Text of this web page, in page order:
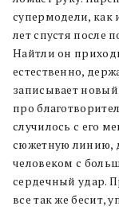
супермодели, как
лет спустя после
Найтли он
естественно,
записывает новый
про
случилось с его
сюжетную линию,
человеком с
сердечный удар.
все так же бесит,